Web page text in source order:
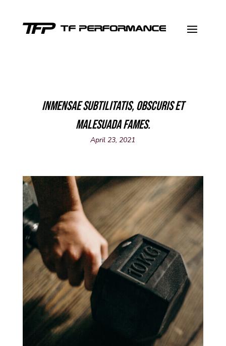
Inmensae subtilitatis, obscuris et
malesuada fames.
April 23, 2021